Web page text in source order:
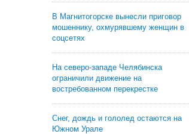
В Магнитогорске вынесли приговор
мошеннику, охмурявшему женщин в
соцсетях
На северо-западе Челябинска
ограничили движение на
востребованном перекрестке
Снег, дождь и гололед остаются на
Южном Урале